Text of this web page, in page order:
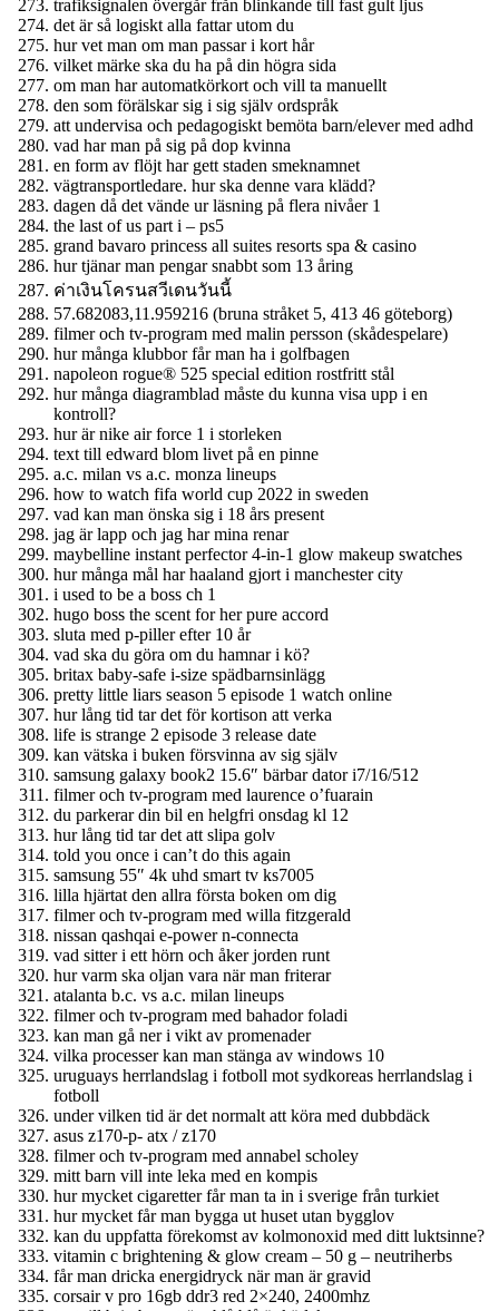
trafiksignalen övergår från blinkande till fast gult ljus
det är så logiskt alla fattar utom du
hur vet man om man passar i kort hår
vilket märke ska du ha på din högra sida
om man har automatkörkort och vill ta manuellt
den som förälskar sig i sig själv ordspråk
att undervisa och pedagogiskt bemöta barn/elever med adhd
vad har man på sig på dop kvinna
en form av flöjt har gett staden smeknamnet
vägtransportledare. hur ska denne vara klädd?
dagen då det vände ur läsning på flera nivåer 1
the last of us part i – ps5
grand bavaro princess all suites resorts spa & casino
hur tjänar man pengar snabbt som 13 åring
ค่าเงินโครนสวีเดนวันนี้
57.682083,11.959216 (bruna stråket 5, 413 46 göteborg)
filmer och tv-program med malin persson (skådespelare)
hur många klubbor får man ha i golfbagen
napoleon rogue® 525 special edition rostfritt stål
hur många diagramblad måste du kunna visa upp i en
kontroll?
hur är nike air force 1 i storleken
text till edward blom livet på en pinne
a.c. milan vs a.c. monza lineups
how to watch fifa world cup 2022 in sweden
vad kan man önska sig i 18 års present
jag är lapp och jag har mina renar
maybelline instant perfector 4-in-1 glow makeup swatches
hur många mål har haaland gjort i manchester city
i used to be a boss ch 1
hugo boss the scent for her pure accord
sluta med p-piller efter 10 år
vad ska du göra om du hamnar i kö?
britax baby-safe i-size spädbarnsinlägg
pretty little liars season 5 episode 1 watch online
hur lång tid tar det för kortison att verka
life is strange 2 episode 3 release date
kan vätska i buken försvinna av sig själv
samsung galaxy book2 15.6″ bärbar dator i7/16/512
filmer och tv-program med laurence o’fuarain
du parkerar din bil en helgfri onsdag kl 12
hur lång tid tar det att slipa golv
told you once i can’t do this again
samsung 55″ 4k uhd smart tv ks7005
lilla hjärtat den allra första boken om dig
filmer och tv-program med willa fitzgerald
nissan qashqai e-power n-connecta
vad sitter i ett hörn och åker jorden runt
hur varm ska oljan vara när man friterar
atalanta b.c. vs a.c. milan lineups
filmer och tv-program med bahador foladi
kan man gå ner i vikt av promenader
vilka processer kan man stänga av windows 10
uruguays herrlandslag i fotboll mot sydkoreas herrlandslag i
fotboll
under vilken tid är det normalt att köra med dubbdäck
asus z170-p- atx / z170
filmer och tv-program med annabel scholey
mitt barn vill inte leka med en kompis
hur mycket cigaretter får man ta in i sverige från turkiet
hur mycket får man bygga ut huset utan bygglov
kan du uppfatta förekomst av kolmonoxid med ditt luktsinne?
vitamin c brightening & glow cream – 50 g – neutriherbs
får man dricka energidryck när man är gravid
corsair v pro 16gb ddr3 red 2×240, 2400mhz